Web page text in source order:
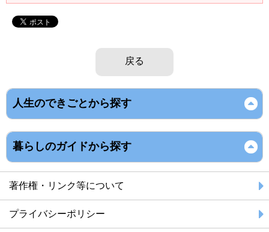
戻る
人生のできごとから探す
暮らしのガイドから探す
著作権・リンク等について
プライバシーポリシー